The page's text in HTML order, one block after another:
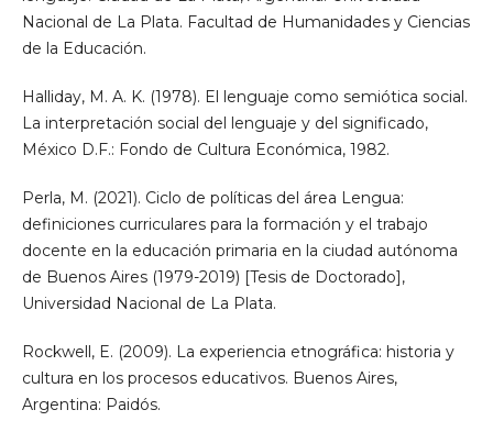
Nacional de La Plata. Facultad de Humanidades y Ciencias
de la Educación.
Halliday, M. A. K. (1978). El lenguaje como semiótica social.
La interpretación social del lenguaje y del significado,
México D.F.: Fondo de Cultura Económica, 1982.
Perla, M. (2021). Ciclo de políticas del área Lengua:
definiciones curriculares para la formación y el trabajo
docente en la educación primaria en la ciudad autónoma
de Buenos Aires (1979-2019) [Tesis de Doctorado],
Universidad Nacional de La Plata.
Rockwell, E. (2009). La experiencia etnográfica: historia y
cultura en los procesos educativos. Buenos Aires,
Argentina: Paidós.